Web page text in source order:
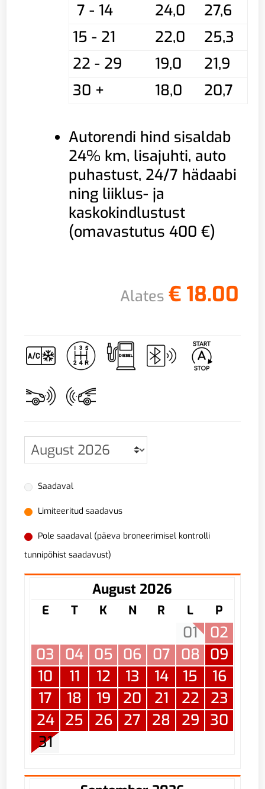
7 - 14
24,0
27,6
15 - 21
22,0
25,3
22 - 29
19,0
21,9
30 +
18,0 20,7
Autorendi hind sisaldab
24% km, lisajuhti, auto
puhastust, 24/7 hädaabi
ning liiklus- ja
kaskokindlustust
(omavastutus 400 €)
Alates € 18.00
Saadaval
Limiteeritud saadavus
Pole saadaval (päeva broneerimisel kontrolli
tunnipõhist saadavust)
August 2026
E T K N R L P
01
02
03
04 05 06 07 08
09
10
11 12 13 14 15
16
17
18 19 20 21 22
23
24 25 26 27 28 29
30
31